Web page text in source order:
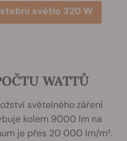
světlo 320 W
WATTŮ
světelného záření
kolem 9000 lm na
je přes 20 000 lm/m².